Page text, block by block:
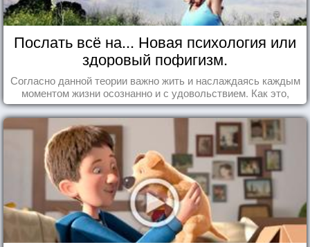
Послать всё на... Новая психология или
здоровый пофигизм.
Согласно данной теории важно жить и наслаждаясь каждым
моментом жизни осознанно и с удовольствием. Как это,
попробуем разобраться на реальных примерах.